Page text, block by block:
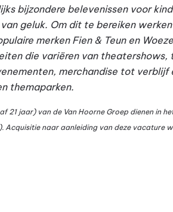
bijzondere belevenissen voor
geluk. Om dit te bereiken
merken Fien & Teun en
die variëren van theatershows,
merchandise tot verblijf
themaparken.
21 jaar) van de Van Hoorne Groep dienen in
Acquisitie naar aanleiding van deze vacature